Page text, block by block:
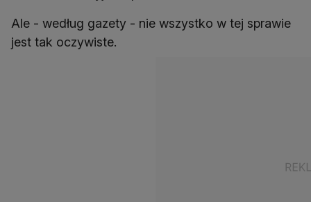
Ale - według gazety - nie wszystko w tej sprawie
jest tak oczywiste.